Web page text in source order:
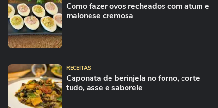
Como fazer ovos recheados com atum e
maionese cremosa
RECEITAS
Caponata de berinjela no forno, corte
tudo, asse e saboreie